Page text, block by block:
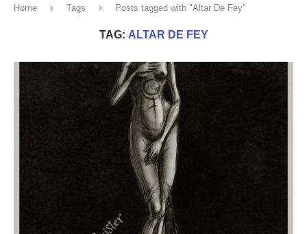
Home Tags Posts tagged with "Altar De Fey"
TAG: ALTAR DE FEY